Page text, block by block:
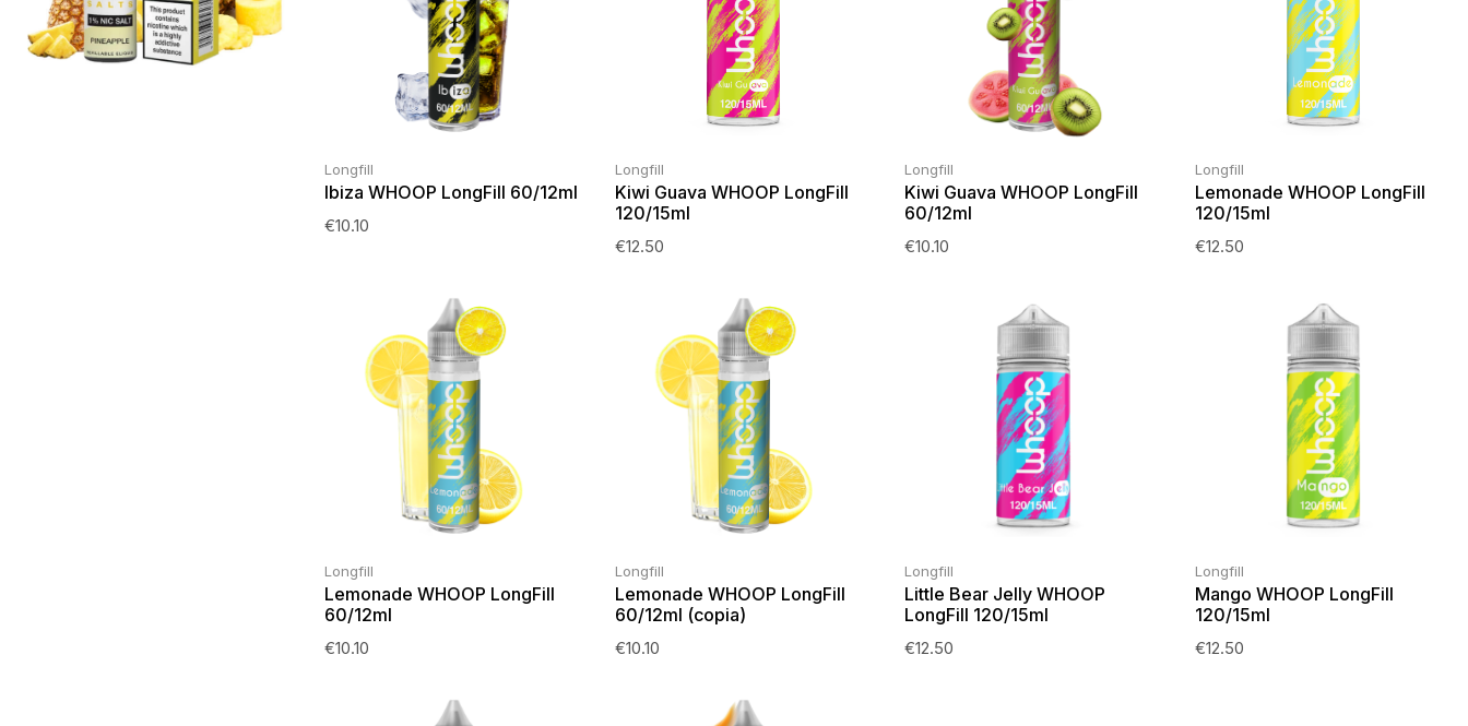
Longfill
Ibiza WHOOP LongFill 60/12ml
€10.10
Longfill
Kiwi Guava WHOOP LongFill
120/15ml
€12.50
Longfill
Kiwi Guava WHOOP LongFill
60/12ml
€10.10
Longfill
Lemonade WHOOP LongFill
120/15ml
€12.50
Longfill
Lemonade WHOOP LongFill
60/12ml
€10.10
Longfill
Lemonade WHOOP LongFill
60/12ml (copia)
€10.10
Longfill
Little Bear Jelly WHOOP
LongFill 120/15ml
€12.50
Longfill
Mango WHOOP LongFill
120/15ml
€12.50